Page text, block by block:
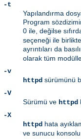
-t
Yapılandırma
Program
0 ile, değilse
seçeneği ile
ayrıntıları da
olarak tüm
-v
httpd sürümünü
-V
Sürümü ve httpd
-X
httpd hata
ve sunucu